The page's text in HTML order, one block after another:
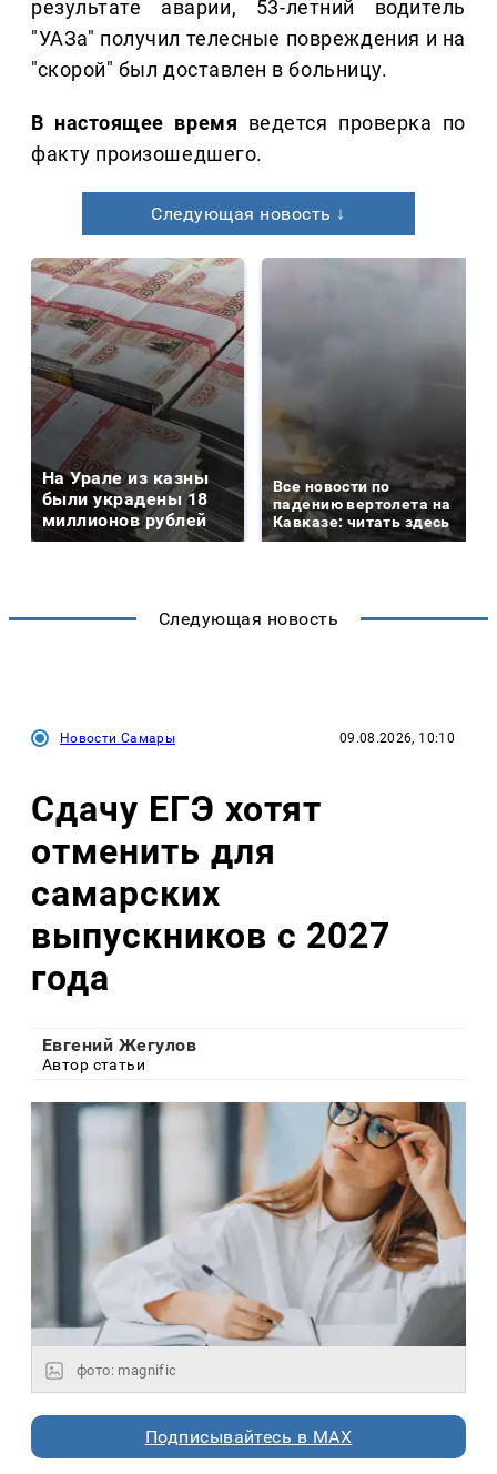
результате аварии, 53-летний водитель
"УАЗа" получил телесные повреждения и на
"скорой" был доставлен в больницу.
В настоящее время ведется проверка по
факту произошедшего.
Следующая новость ↓
На Урале из казны
были украдены 18
миллионов рублей
Все новости по
падению вертолета на
Кавказе: читать здесь
Следующая новость
Новости Самары 09.08.2026, 10:10
Сдачу ЕГЭ хотят
отменить для
самарских
выпускников с 2027
года
Евгений Жегулов
Автор статьи
фото: magnific
Подписывайтесь в MAX